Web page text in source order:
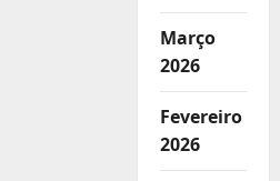
Março
2026
Fevereiro
2026